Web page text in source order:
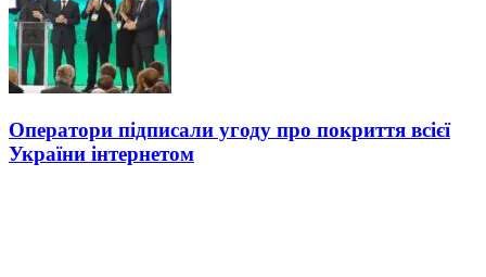
Оператори підписали угоду про покриття всієї
України інтернетом